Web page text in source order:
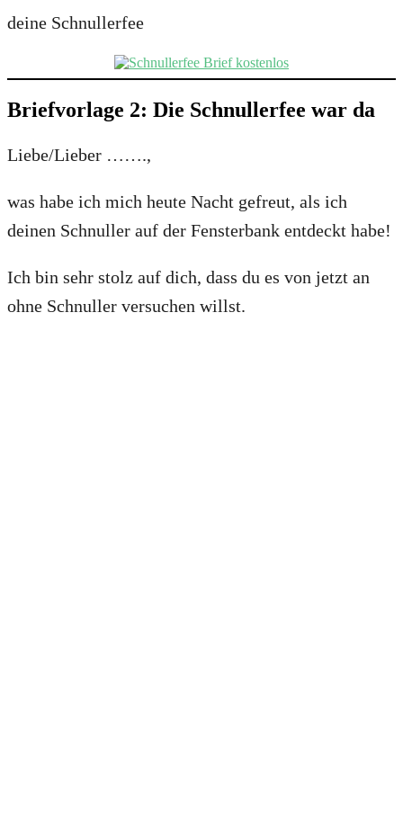
deine Schnullerfee
Briefvorlage 2: Die Schnullerfee war da
Liebe/Lieber …….,
was habe ich mich heute Nacht gefreut, als ich
deinen Schnuller auf der Fensterbank entdeckt habe!
Ich bin sehr stolz auf dich, dass du es von jetzt an
ohne Schnuller versuchen willst.